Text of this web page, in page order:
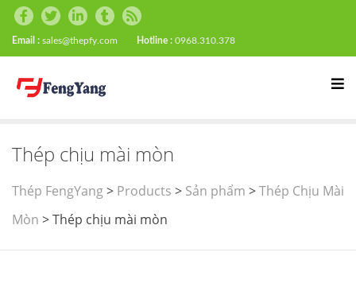
Email : sales@thepfy.com Hotline : 0968.310.378
Thép chịu mài mòn
Thép FengYang> Products > Sản phẩm >Thép Chịu Mài
Mòn >Thép chịu mài mòn